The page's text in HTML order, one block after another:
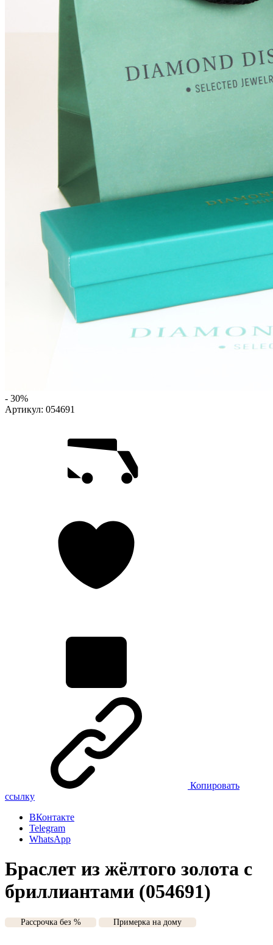
- 30%
Артикул: 054691
Копировать
ссылку
ВКонтакте
Telegram
WhatsApp
Браслет из жёлтого золота с
бриллиантами (054691)
Рассрочка без % Примерка на дому